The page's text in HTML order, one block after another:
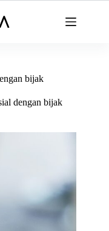
bijak
dengan bijak